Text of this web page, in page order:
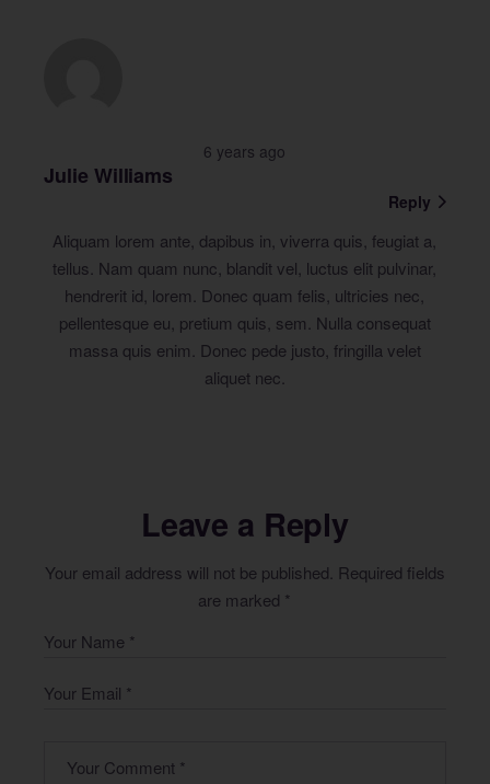
6 years ago
Julie Williams
Reply
Aliquam lorem ante, dapibus in, viverra quis, feugiat a,
tellus. Nam quam nunc, blandit vel, luctus elit pulvinar,
hendrerit id, lorem. Donec quam felis, ultricies nec,
pellentesque eu, pretium quis, sem. Nulla consequat
massa quis enim. Donec pede justo, fringilla velet
aliquet nec.
Leave a Reply
Your email address will not be published. Required fields
are marked *